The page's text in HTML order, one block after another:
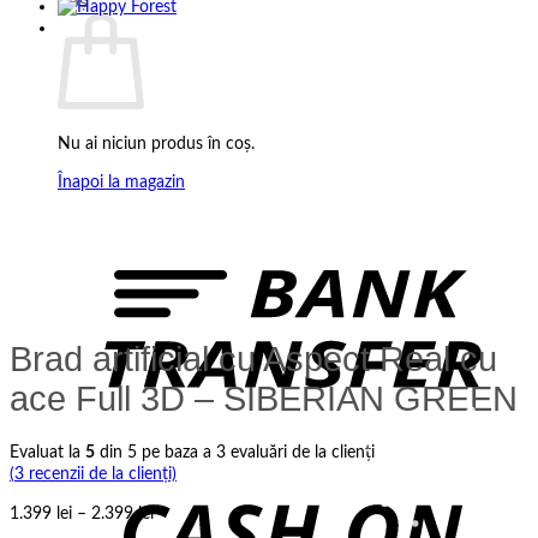
Nu ai niciun produs în coș.
Înapoi la magazin
Brad artificial cu Aspect Real cu
ace Full 3D – SIBERIAN GREEN
Evaluat la 5 din 5 pe baza a 3 evaluări de la clienți
(3 recenzii de la clienți)
1.399 lei – 2.399leiInterval